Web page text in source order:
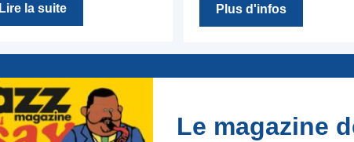
Lire la suite Plus d'infos
Le magazine